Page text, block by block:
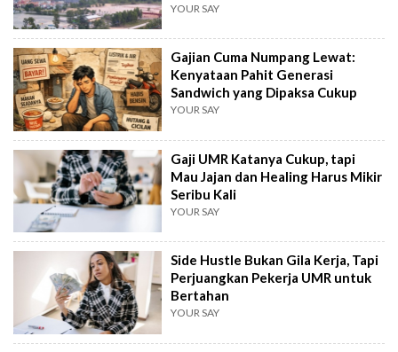
YOUR SAY
Gajian Cuma Numpang Lewat:
Kenyataan Pahit Generasi
Sandwich yang Dipaksa Cukup
YOUR SAY
Gaji UMR Katanya Cukup, tapi
Mau Jajan dan Healing Harus Mikir
Seribu Kali
YOUR SAY
Side Hustle Bukan Gila Kerja, Tapi
Perjuangkan Pekerja UMR untuk
Bertahan
YOUR SAY